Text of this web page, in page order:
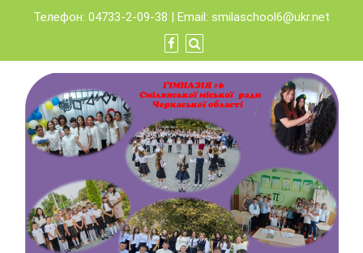
content
Телефон: 04733-2-09-38 | Email: smilaschool6@ukr.net